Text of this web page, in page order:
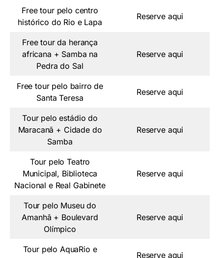
Free tour pelo centro
histórico do Rio e Lapa
Reserve aqui
Free tour da herança
africana + Samba na
Pedra do Sal
Reserve aqui
Free tour pelo bairro de
Santa Teresa
Reserve aqui
Tour pelo estádio do
Maracanã + Cidade do
Samba
Reserve aqui
Tour pelo Teatro
Municipal, Biblioteca
Nacional e Real Gabinete
Reserve aqui
Tour pelo Museu do
Amanhã + Boulevard
Olímpico
Reserve aqui
Tour pelo AquaRio e
Reserve aqui